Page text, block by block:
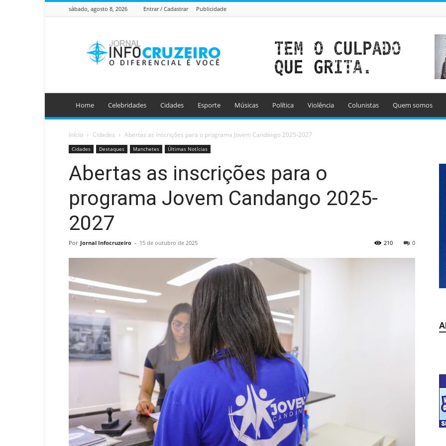
sábado, agosto 8, 2026 Entrar / Cadastrar Publicidade
Info
Cruzeiro
Home Celebridades Cidades Esporte Músicas Política Violência Colunistas Quem somos
Início Cidades Abertas as inscrições para o programa Jovem Candango 2025-2027
Cidades Destaques Manchetes Últimas Notícias
Abertas as inscrições para o
programa Jovem Candango 2025-
2027
Por Jornal Infocruzeiro - 15 de outubro de 2025 0
210